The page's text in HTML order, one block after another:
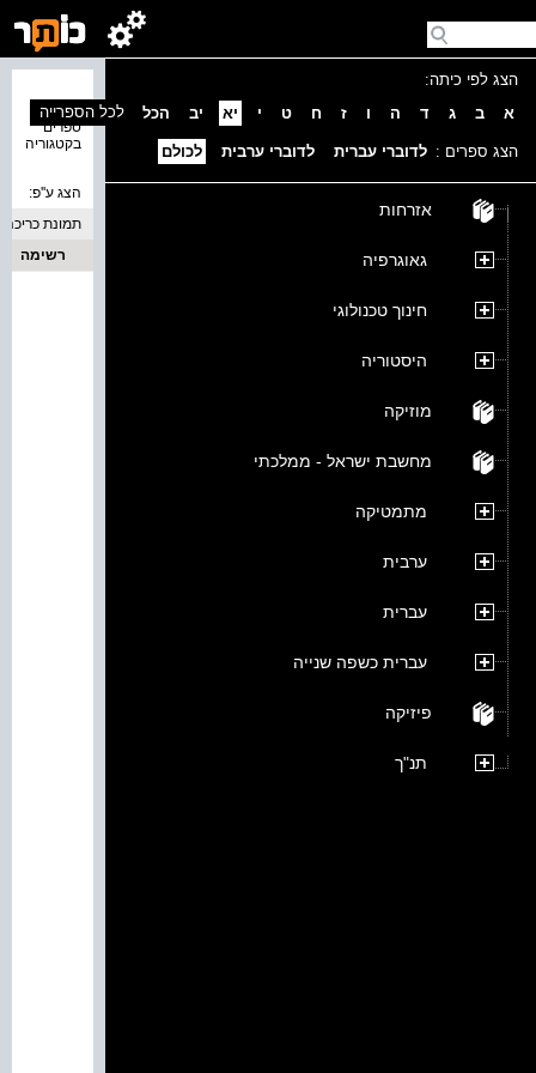
הצג לפי כיתה:
א
ב ג ד ה ו ז ח ט י יא יב הכל
הצג ספרים : לדוברי עברית לדוברי ערבית לכולם
אזרחות
גאוגרפיה
חינוך טכנולוגי
היסטוריה
מוזיקה
מחשבת ישראל - ממלכתי
מתמטיקה
ערבית
עברית
עברית כשפה שנייה
פיזיקה
תנ"ך
ספרים
בקטגוריה
לכל הספרייה
הצג ע''פ:
תמונת כריכה
רשימה